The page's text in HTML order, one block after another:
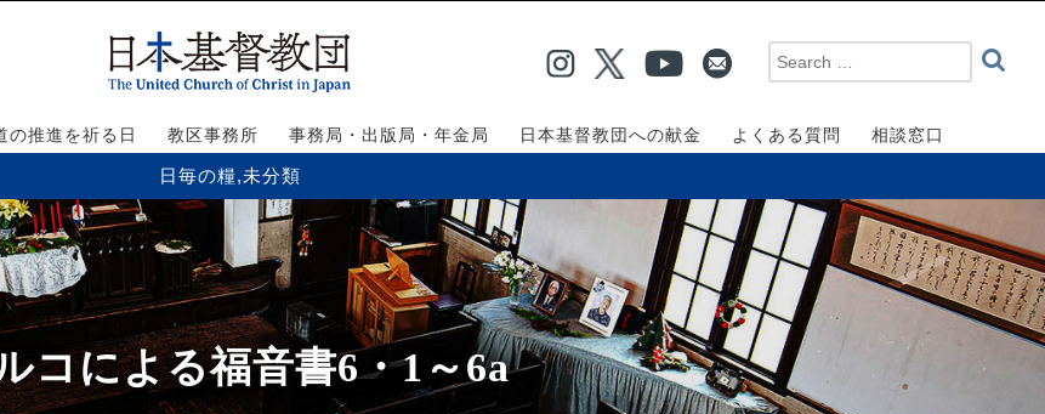
の推進を祈る日 教区事務所 事務局・出版局・年金局 日本基督教団への献金 よくある質問 相談窓口
日毎の糧,未分類
コによる福音書6・1～6a